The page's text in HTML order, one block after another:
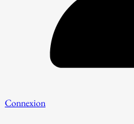
Connexion